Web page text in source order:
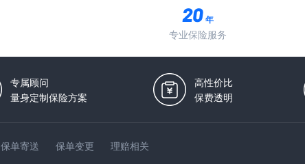
年
专业保险服务
专属顾问
量身定制保险方案
高性价比
保费透明
保单寄送 保单变更
理赔相关